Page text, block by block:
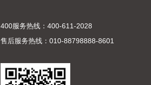
400服务热线：400-611-2028
售后服务热线：010-88798888-8601